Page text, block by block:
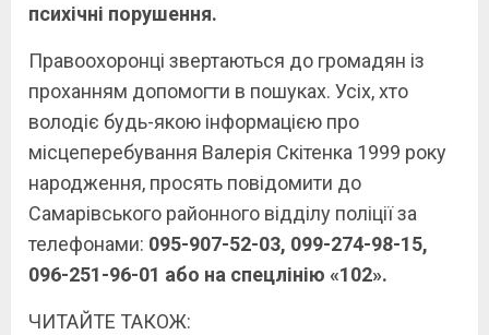
психічні порушення.
Правоохоронці звертаються до громадян із
проханням допомогти в пошуках. Усіх, хто
володіє будь-якою інформацією про
місцеперебування Валерія Скітенка 1999 року
народження, просять повідомити до
Самарівського районного відділу поліції за
телефонами: 095-907-52-03, 099-274-98-15,
096-251-96-01 або на спецлінію «102».
ЧИТАЙТЕ ТАКОЖ: